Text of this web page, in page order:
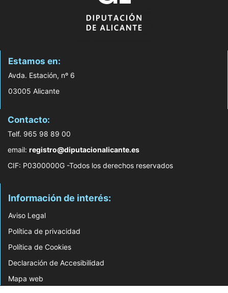
Estamos en:
Avda. Estación, nº 6
03005 Alicante
Contacto:
Telf. 965 98 89 00
email: registro@diputacionalicante.es
CIF: P0300000G -Todos los derechos reservados
Información de interés:
Aviso Legal
Política de privacidad
Política de Cookies
Declaración de Accesibilidad
Mapa web